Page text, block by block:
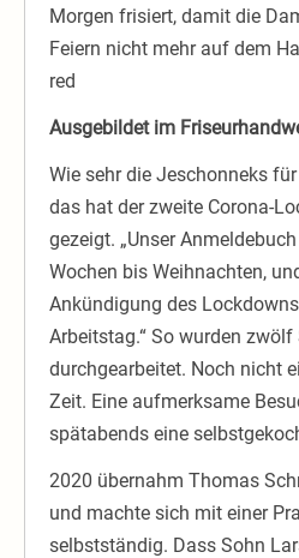
Morgen frisiert, damit die
Feiern nicht mehr auf dem
red
Ausgebildet im
Wie sehr die Jeschonneks
das hat der zweite Corona-
gezeigt. „Unser
Wochen bis Weihnachten,
Ankündigung des
Arbeitstag.“ So wurden zwölf
durchgearbeitet. Noch nicht
Zeit. Eine aufmerksame
spätabends eine
2020 übernahm Thomas
und machte sich mit einer
selbstständig. Dass Sohn